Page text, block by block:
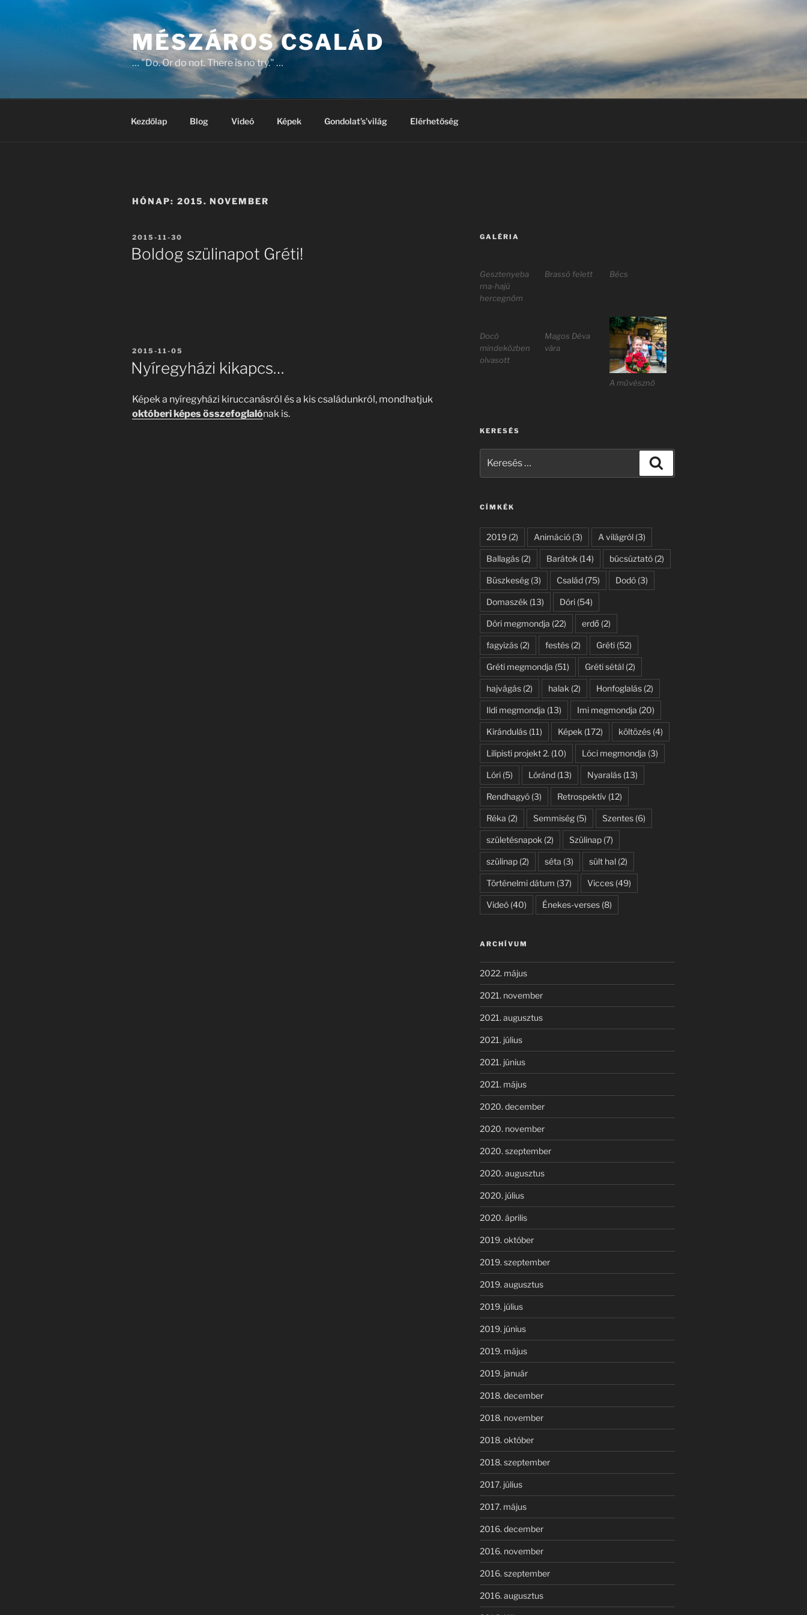
Tartalomhoz
MÉSZÁROS CSALÁD
… "Do. Or do not. There is no try." …
Kezdőlap Blog Videó Képek Gondolat’s’világ Elérhetőség
HÓNAP: 2015. NOVEMBER
BEKÜLDVE:
2015-11-30
Boldog szülinapot Gréti!
BEKÜLDVE:
2015-11-05
Nyíregyházi kikapcs…
Képek a nyíregyházi kiruccanásról és a kis családunkról, mondhatjuk
októberi képes összefoglalónak is.
GALÉRIA
Gesztenyeba
rna-hajú
hercegnőm
Brassó felett Bécs
Docó
mindeközben
olvasott
Magos Déva
vára
A művésznő
KERESÉS
következő
CÍMKÉK
2019(2) Animáció(3) A világról(3)
Ballagás(2) Barátok (14) búcsúztató(2)
Büszkeség(3) Család(75) Dodó(3)
Domaszék (13) Dóri(54)
Dóri megmondja (22) erdő (2)
fagyizás(2) festés(2) Gréti(52)
Gréti megmondja (51) Gréti sétál(2)
hajvágás(2) halak (2) Honfoglalás(2)
Ildi megmondja (13) Imi megmondja (20)
Kirándulás(11) Képek (172) költözés(4)
Lilipisti projekt 2. (10) Lóci megmondja (3)
Lóri(5) Lóránd(13) Nyaralás(13)
Rendhagyó(3) Retrospektív (12)
Réka (2) Semmiség(5) Szentes(6)
születésnapok (2) Szülinap(7)
szülinap(2) séta (3) sült hal(2)
Történelmi dátum (37) Vicces(49)
Videó(40) Énekes-verses(8)
ARCHÍVUM
2022. május
2021. november
2021. augusztus
2021. július
2021. június
2021. május
2020. december
2020. november
2020. szeptember
2020. augusztus
2020. július
2020. április
2019. október
2019. szeptember
2019. augusztus
2019. július
2019. június
2019. május
2019. január
2018. december
2018. november
2018. október
2018. szeptember
2017. július
2017. május
2016. december
2016. november
2016. szeptember
2016. augusztus